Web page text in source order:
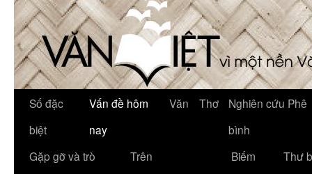
Số đặc
biệt
Vấn đề hôm
nay
Văn Thơ
Nghiên cứu Phê
bình
Gặp gỡ và trò
Trên
Biếm
Thư